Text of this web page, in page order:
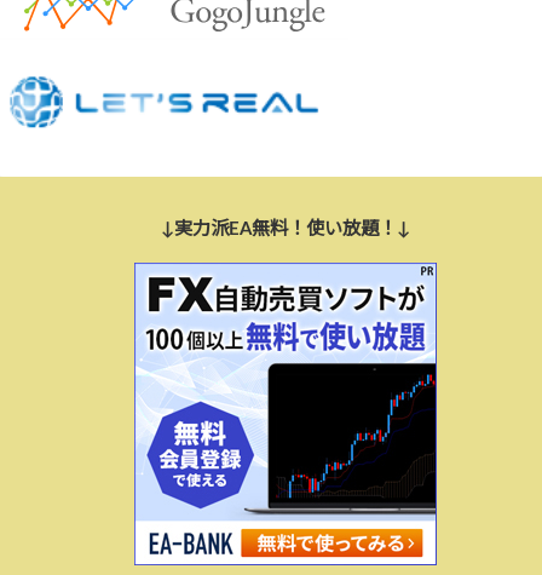
↓実力派EA無料！使い放題！↓